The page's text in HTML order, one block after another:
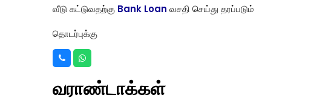
வீடு கட்டுவதற்கு Bank Loan வசதி செய்து தரப்படும்
தொடர்புக்கு
வராண்டாக்கள்